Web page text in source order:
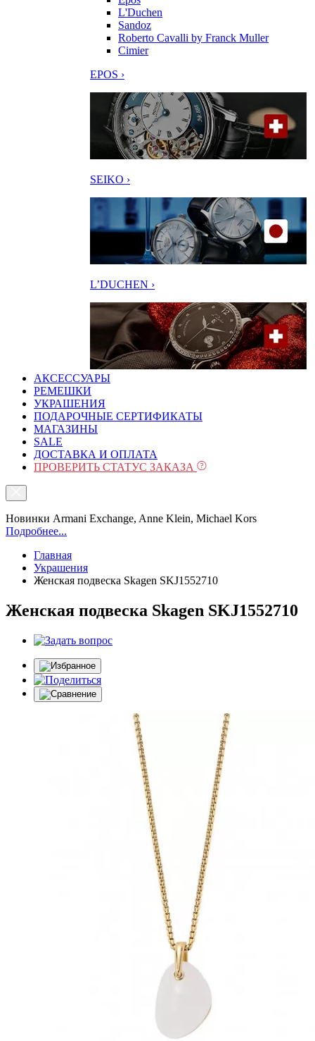
L'Duchen
Sandoz
Roberto Cavalli by Franck Muller
Cimier
EPOS ›
SEIKO ›
L’DUCHEN ›
АКСЕССУАРЫ
РЕМЕШКИ
УКРАШЕНИЯ
ПОДАРОЧНЫЕ СЕРТИФИКАТЫ
МАГАЗИНЫ
SALE
ДОСТАВКА И ОПЛАТА
ПРОВЕРИТЬ СТАТУС ЗАКАЗА
Новинки Armani Exchange, Anne Klein, Michael Kors
Подробнее...
Главная
Украшения
Женская подвеска Skagen SKJ1552710
Женская подвеска Skagen SKJ1552710